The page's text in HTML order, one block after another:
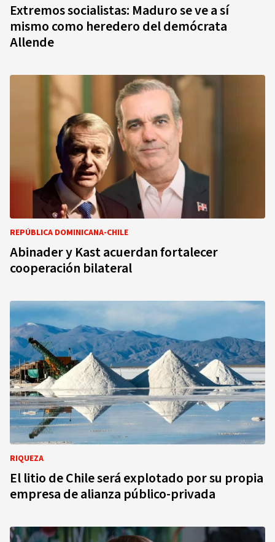
Extremos socialistas: Maduro se ve a sí
mismo como heredero del demócrata
Allende
REPÚBLICA DOMINICANA-CHILE
Abinader y Kast acuerdan fortalecer
cooperación bilateral
RIQUEZA
El litio de Chile será explotado por su propia
empresa de alianza público-privada